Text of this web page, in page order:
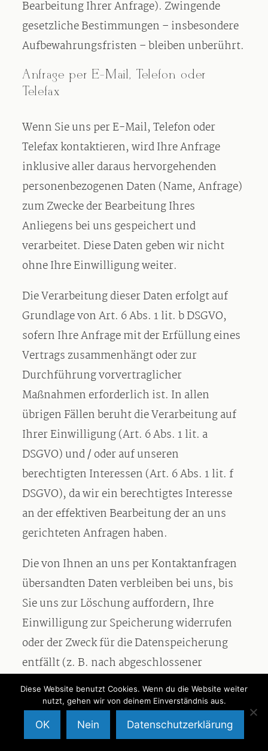
Bearbeitung Ihrer Anfrage). Zwingende
gesetzliche Bestimmungen – insbesondere
Aufbewahrungsfristen – bleiben unberührt.
Anfrage per E-Mail, Telefon oder
Telefax
Wenn Sie uns per E-Mail, Telefon oder
Telefax kontaktieren, wird Ihre Anfrage
inklusive aller daraus hervorgehenden
personenbezogenen Daten (Name, Anfrage)
zum Zwecke der Bearbeitung Ihres
Anliegens bei uns gespeichert und
verarbeitet. Diese Daten geben wir nicht
ohne Ihre Einwilligung weiter.
Die Verarbeitung dieser Daten erfolgt auf
Grundlage von Art. 6 Abs. 1 lit. b DSGVO,
sofern Ihre Anfrage mit der Erfüllung eines
Vertrags zusammenhängt oder zur
Durchführung vorvertraglicher
Maßnahmen erforderlich ist. In allen
übrigen Fällen beruht die Verarbeitung auf
Ihrer Einwilligung (Art. 6 Abs. 1 lit. a
DSGVO) und / oder auf unseren
berechtigten Interessen (Art. 6 Abs. 1 lit. f
DSGVO), da wir ein berechtigtes Interesse
an der effektiven Bearbeitung der an uns
gerichteten Anfragen haben.
Die von Ihnen an uns per Kontaktanfragen
übersandten Daten verbleiben bei uns, bis
Sie uns zur Löschung auffordern, Ihre
Einwilligung zur Speicherung widerrufen
oder der Zweck für die Datenspeicherung
entfällt (z. B. nach abgeschlossener
Bearbeitung Ihres Anliegens). Zwingende
gesetzliche Bestimmungen – insbesondere
gesetzliche Aufbewahrungsfristen – bleiben
unberührt.
Diese Website benutzt Cookies. Wenn du die Website weiter
nutzt, gehen wir von deinem Einverständnis aus.
OK Nein Datenschutzerklärung